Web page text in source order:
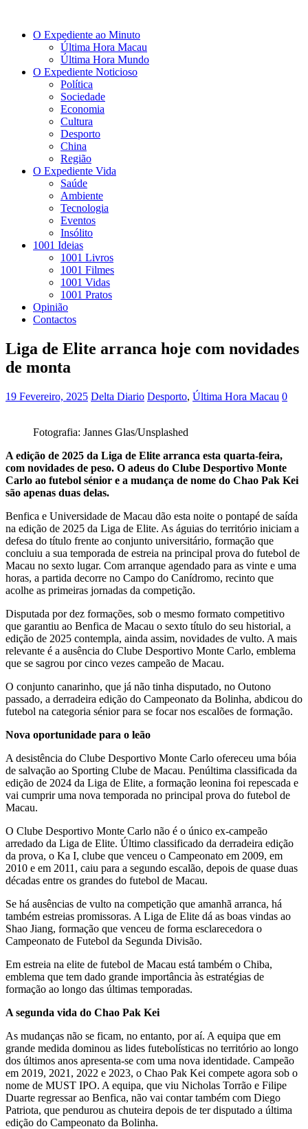
O Expediente ao Minuto
Última Hora Macau
Última Hora Mundo
O Expediente Noticioso
Política
Sociedade
Economia
Cultura
Desporto
China
Região
O Expediente Vida
Saúde
Ambiente
Tecnologia
Eventos
Insólito
1001 Ideias
1001 Livros
1001 Filmes
1001 Vidas
1001 Pratos
Opinião
Contactos
Liga de Elite arranca hoje com novidades
de monta
19 Fevereiro, 2025 Delta Diario Desporto, Última Hora Macau 0
Fotografia: Jannes Glas/Unsplashed
A edição de 2025 da Liga de Elite arranca esta quarta-feira,
com novidades de peso. O adeus do Clube Desportivo Monte
Carlo ao futebol sénior e a mudança de nome do Chao Pak Kei
são apenas duas delas.
Benfica e Universidade de Macau dão esta noite o pontapé de saída
na edição de 2025 da Liga de Elite. As águias do território iniciam a
defesa do título frente ao conjunto universitário, formação que
concluiu a sua temporada de estreia na principal prova do futebol de
Macau no sexto lugar. Com arranque agendado para as vinte e uma
horas, a partida decorre no Campo do Canídromo, recinto que
acolhe as primeiras jornadas da competição.
Disputada por dez formações, sob o mesmo formato competitivo
que garantiu ao Benfica de Macau o sexto título do seu historial, a
edição de 2025 contempla, ainda assim, novidades de vulto. A mais
relevante é a ausência do Clube Desportivo Monte Carlo, emblema
que se sagrou por cinco vezes campeão de Macau.
O conjunto canarinho, que já não tinha disputado, no Outono
passado, a derradeira edição do Campeonato da Bolinha, abdicou do
futebol na categoria sénior para se focar nos escalões de formação.
Nova oportunidade para o leão
A desistência do Clube Desportivo Monte Carlo ofereceu uma bóia
de salvação ao Sporting Clube de Macau. Penúltima classificada da
edição de 2024 da Liga de Elite, a formação leonina foi repescada e
vai cumprir uma nova temporada no principal prova do futebol de
Macau.
O Clube Desportivo Monte Carlo não é o único ex-campeão
arredado da Liga de Elite. Último classificado da derradeira edição
da prova, o Ka I, clube que venceu o Campeonato em 2009, em
2010 e em 2011, caiu para a segundo escalão, depois de quase duas
décadas entre os grandes do futebol de Macau.
Se há ausências de vulto na competição que amanhã arranca, há
também estreias promissoras. A Liga de Elite dá as boas vindas ao
Shao Jiang, formação que venceu de forma esclarecedora o
Campeonato de Futebol da Segunda Divisão.
Em estreia na elite de futebol de Macau está também o Chiba,
emblema que tem dado grande importância às estratégias de
formação ao longo das últimas temporadas.
A segunda vida do Chao Pak Kei
As mudanças não se ficam, no entanto, por aí. A equipa que em
grande medida dominou as lides futebolísticas no território ao longo
dos últimos anos apresenta-se com uma nova identidade. Campeão
em 2019, 2021, 2022 e 2023, o Chao Pak Kei compete agora sob o
nome de MUST IPO. A equipa, que viu Nicholas Torrão e Filipe
Duarte regressar ao Benfica, não vai contar também com Diego
Patriota, que pendurou as chuteira depois de ter disputado a última
edição do Campeonato da Bolinha.